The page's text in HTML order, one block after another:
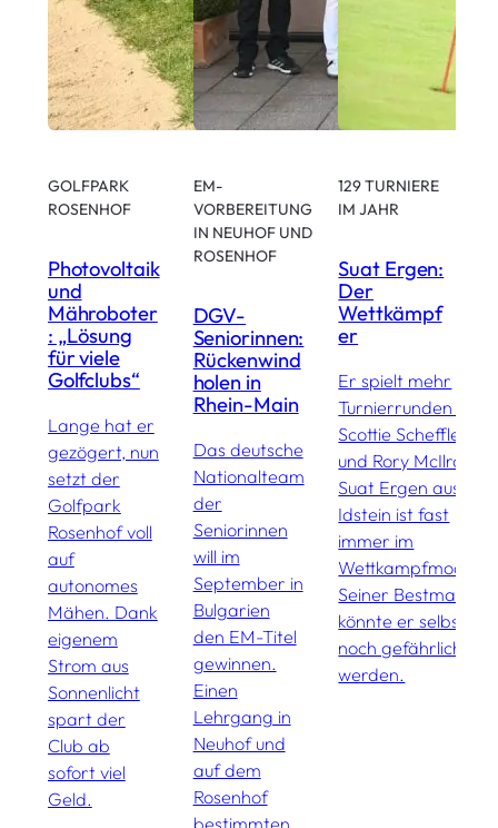
GOLFPARK
ROSENHOF
Photovoltaik
und
Mähroboter
: „Lösung
für viele
Golfclubs“
Lange hat er
gezögert, nun
setzt der
Golfpark
Rosenhof voll
auf
autonomes
Mähen. Dank
eigenem
Strom aus
Sonnenlicht
spart der
Club ab
sofort viel
Geld.
EM-
VORBEREITUNG
IN NEUHOF UND
ROSENHOF
DGV-
Seniorinnen:
Rückenwind
holen in
Rhein-Main
Das deutsche
Nationalteam
der
Seniorinnen
will im
September in
Bulgarien
den EM-Titel
gewinnen.
Einen
Lehrgang in
Neuhof und
auf dem
Rosenhof
bestimmten
129 TURNIERE
IM JAHR
Suat Ergen:
Der
Wettkämpf
er
Er spielt mehr
Turnierrunden als
Scottie Scheffler
und Rory McIlroy:
Suat Ergen aus
Idstein ist fast
immer im
Wettkampfmodus.
Seiner Bestmarke
könnte er selbst
noch gefährlich
werden.